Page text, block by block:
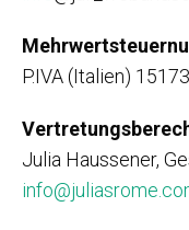
P.IVA (Italien)
Julia Haussener,